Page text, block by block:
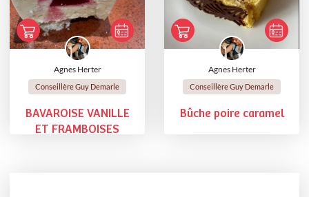
Agnes Herter
Conseillère Guy Demarle
BAVAROISE VANILLE
ET FRAMBOISES
Agnes Herter
Conseillère Guy Demarle
Bûche poire caramel